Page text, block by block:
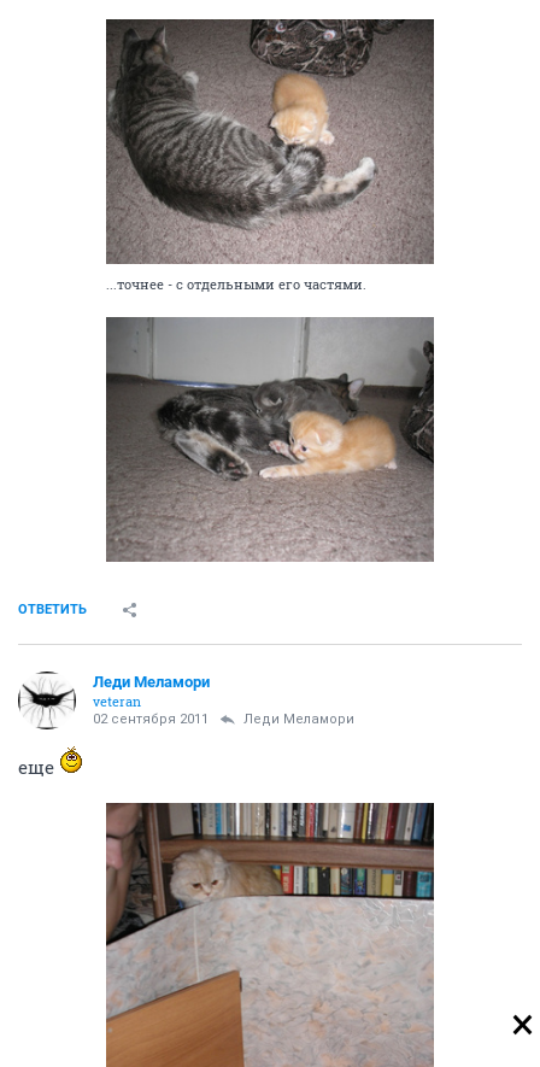
...точнее - с отдельными его частями.
ОТВЕТИТЬ
Леди Меламори
veteran
02 сентября 2011 Леди Меламори
еще